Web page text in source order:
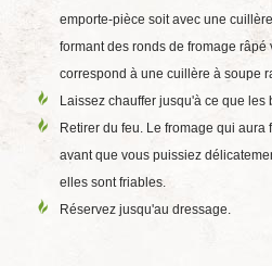
emporte-pièce soit avec une
formant des ronds de fromage
correspond à une cuillère à soupe
Laissez chauffer jusqu'à ce que les
Retirer du feu. Le fromage qui aura
avant que vous puissiez
elles sont friables.
Réservez jusqu'au dressage.